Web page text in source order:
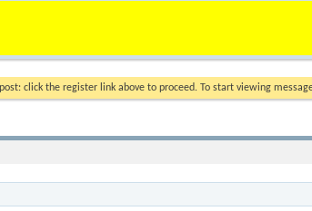
click the register link above to proceed. To start viewing